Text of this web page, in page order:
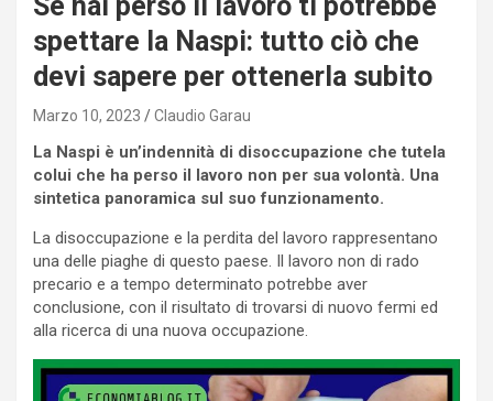
spettare la Naspi: tutto ciò che
devi sapere per ottenerla subito
Marzo 10, 2023 Claudio Garau
La Naspi è un’indennità di disoccupazione che tutela
colui che ha perso il lavoro non per sua volontà. Una
sintetica panoramica sul suo funzionamento.
La disoccupazione e la perdita del lavoro rappresentano
una delle piaghe di questo paese. Il lavoro non di rado
precario e a tempo determinato potrebbe aver
conclusione, con il risultato di trovarsi di nuovo fermi ed
alla ricerca di una nuova occupazione.